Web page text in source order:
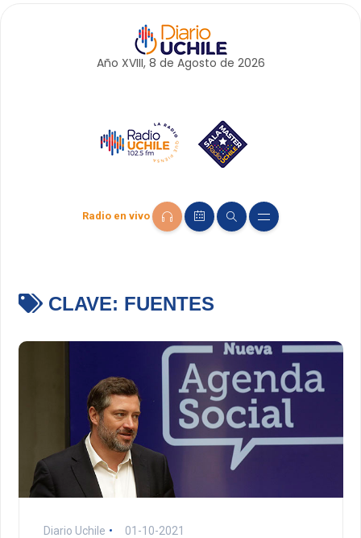
Año XVIII, 8 de Agosto de 2026
Radio en vivo
CLAVE: FUENTES
Diario Uchile 01-10-2021